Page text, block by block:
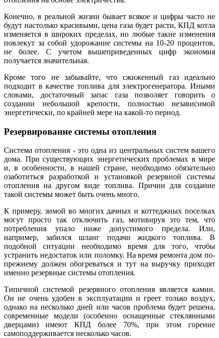
Конечно, в реальной жизни бывает всякое и цифры часто не
будут настолько красивыми, цена газа будет расти, КПД котла
изменяется в широких пределах, но любые такие изменения
повлекут за собой удорожание системы на 10-20 процентов,
не более. С учетом вышеприведенных цифр экономия
получается значительная.
Кроме того не забывайте, что сжиженный газ идеально
подходит в качестве топлива для электрогенератора. Иными
словами, достаточный запас газа позволяет говорить о
создании небольшой крепости, полностью независимой
энергетически, по крайней мере на какой-то период.
Резервирование системы отопления
Система отопления - это одна из центральных систем вашего
дома. При существующих энергетических проблемах в мире
и, в особенности, в нашей стране, необходимо обязательно
озаботиться разработкой и установкой резервной системы
отопления на другом виде топлива. Причин для создание
такой системы может быть очень много.
К примеру, зимой во многих дачных и коттеджных поселках
могут просто так отключить газ, мотивируя это тем, что
потребления упало ниже допустимого предела. Или,
например, забился шланг подачи жидкого топлива. В
подобной ситуации необходимо время для того, чтобы
устранить недостаток или поломку. На время ремонта дом по-
прежнему должен обогреваться и тут на выручку приходят
именно резервные системы отопления.
Типичной системой резервного отопления является камин.
Он не очень удобен в эксплуатации и греет только воздух,
однако на несколько дней или часов проблема будет решена,
современные модели (особенно оснащенные стеклянными
дверцами) имеют КПД более 70%, при этом горение
самоподдерживается несколько часов.